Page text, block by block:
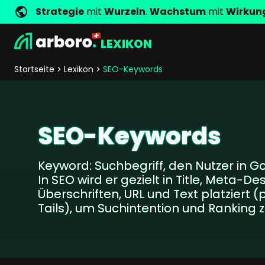
Strategie mit Wurzeln. Wachstum mit
LEXIKON
Entwicklung
Shopentwicklung
Online Marketing
SEO
Content
Comparison Shopping
Social Media Marketing
Server-Side-Tracking
Newsletter-Marketing
Shop ErfolgsstorysShop Referenzen
ManagementUnternehmenswerte
Jobsarboro als ArbeitgeberCore Values
AnfrageStandorte
Startseite Lexikon SEO-Keywords
SEO-Keywords
Keyword: Suchbegriff, den Nutzer in
In SEO wird er gezielt in Title, Meta-
Überschriften, URL und Text platziert
Tails), um Suchintention und Ranking